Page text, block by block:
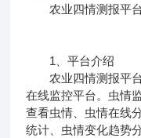
农业四情测报平
1、平台介绍
农业四情测报平台
在线监控平台。虫情
查看虫情、虫情在线
统计、虫情变化趋势